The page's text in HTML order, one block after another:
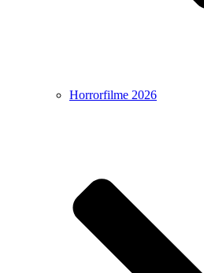
Horrorfilme 2026